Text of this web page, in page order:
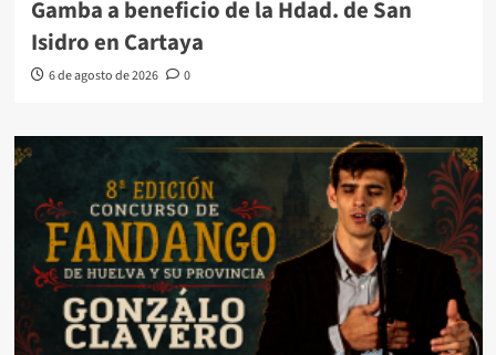
Gamba a beneficio de la Hdad. de San
Isidro en Cartaya
6 de agosto de 2026 0